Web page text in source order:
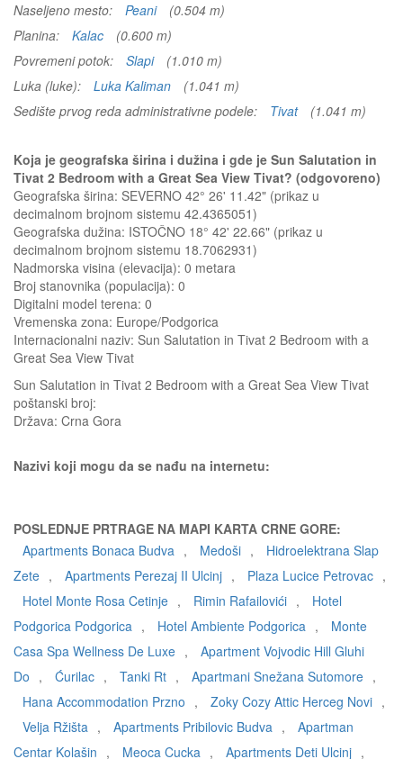
Naseljeno mesto:
Peani
(0.504 m)
Planina:
Kalac
(0.600 m)
Povremeni potok:
Slapi
(1.010 m)
Luka (luke):
Luka Kaliman
(1.041 m)
Sedište prvog reda administrativne podele:
Tivat (1.041 m)
Koja je geografska širina i dužina i gde je Sun Salutation in
Tivat 2 Bedroom with a Great Sea View Tivat? (odgovoreno)
Geografska širina: SEVERNO 42° 26' 11.42" (prikaz u
decimalnom brojnom sistemu 42.4365051)
Geografska dužina: ISTOČNO 18° 42' 22.66" (prikaz u
decimalnom brojnom sistemu 18.7062931)
Nadmorska visina (elevacija): 0 metara
Broj stanovnika (populacija): 0
Digitalni model terena: 0
Vremenska zona: Europe/Podgorica
Internacionalni naziv: Sun Salutation in Tivat 2 Bedroom with a
Great Sea View Tivat
Sun Salutation in Tivat 2 Bedroom with a Great Sea View Tivat
poštanski broj:
Država: Crna Gora
Nazivi koji mogu da se nađu na internetu:
POSLEDNJE PRTRAGE NA MAPI KARTA CRNE GORE:
Apartments Bonaca Budva , Medoši ,
Hidroelektrana Slap
Zete , Apartments Perezaj II Ulcinj , Plaza Lucice Petrovac ,
Hotel Monte Rosa Cetinje , Rimin Rafailovići ,
Hotel
Podgorica Podgorica , Hotel Ambiente Podgorica ,
Monte
Casa Spa Wellness De Luxe ,
Apartment Vojvodic Hill Gluhi
Do , Ćurilac , Tanki Rt , Apartmani Snežana Sutomore ,
Hana Accommodation Przno , Zoky Cozy Attic Herceg Novi ,
Velja Ržišta , Apartments Pribilovic Budva ,
Apartman
Centar Kolašin , Meoca Cucka , Apartments Deti Ulcinj ,